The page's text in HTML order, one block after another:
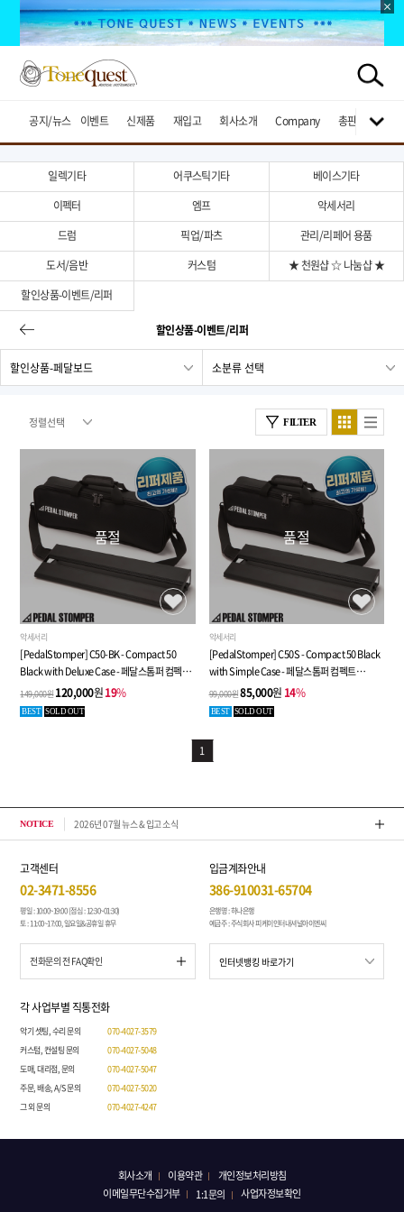
공지/뉴스 이벤트 신제품 재입고 회사소개 Company 총판브랜드
일렉기타 어쿠스틱기타
베이스기타
이펙터
엠프
악세서리
드럼
픽업/파츠
관리/리페어 용품
도서/음반
커스텀
★ 천원샵 ☆ 나눔샵 ★
할인상품-이벤트/리퍼
할인상품-이벤트/리퍼
FILTER
품절
악세서리
[PedalStomper] C50-BK - Compact 50
Black with Deluxe Case - 페달스톰퍼 컴펙트
(2단프레임) 50cm, 블랙보드 & 디럭스 케이스 -
리퍼상품 (외관흠집)
149,000원120,000원19%
BEST SOLD OUT
품절
악세서리
[PedalStomper] C50S - Compact 50 Black
with Simple Case - 페달스톰퍼 컴펙트
(2단프레임) 50cm, 블랙보드 & 심플 케이스 -
리퍼상품 (외관흠집)
99,000원85,000원 14%
BEST SOLD OUT
1
NOTICE 2026년 07월 뉴스 & 입고 소식 톤퀘
고객센터
02-3471-8556
평일 : 10:00~19:00 (점심 : 12:30~01:30)
토 : 11:00~17:00, 일요일&공휴일 휴무
전화문의 전 FAQ확인
입금계좌안내
386-910031-65704
은행명 : 하나은행
예금주 : 주식회사 피케이인터내셔널아이엔씨
각 사업부별 직통전화
악기 셋팅, 수리 문의
070-4027-3579
커스텀, 컨설팅 문의
070-4027-5048
도매, 대리점, 문의
070-4027-5047
주문, 배송, A/S 문의
070-4027-5020
그 외 문의
070-4027-4247
회사소개 이용약관
개인정보처리방침
이메일무단수집거부
1:1문의 사업자정보확인